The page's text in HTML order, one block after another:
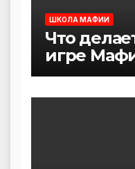
ШКОЛА МАФИИ
Что
игре